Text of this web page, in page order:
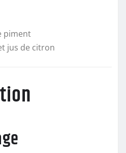
piment
jus de citron